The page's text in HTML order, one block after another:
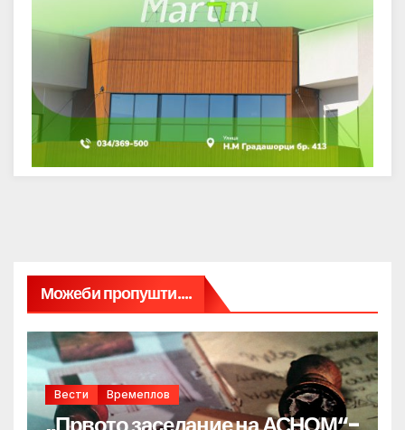
Можеби пропушти....
Вести Времеплов